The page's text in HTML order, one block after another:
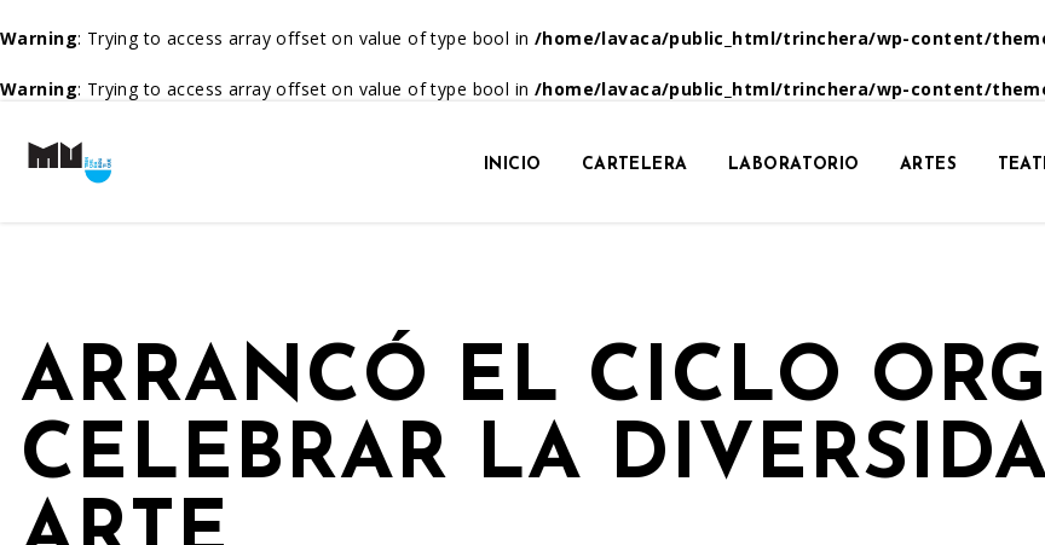
Warning: Trying to access array offset on value of type bool in /home/lavaca/public_html/trinchera/wp-content/
Warning: Trying to access array offset on value of type bool in /home/lavaca/public_html/trinchera/wp-content/
INICIO CARTELERA LABORATORIO ARTES
ARRANCÓ EL CICLO
CELEBRAR LA